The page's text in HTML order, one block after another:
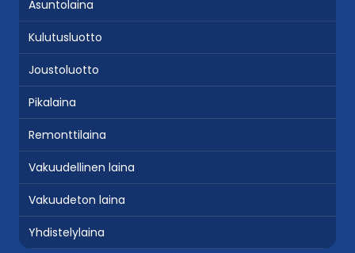
Asuntolaina
Kulutusluotto
Joustoluotto
Pikalaina
Remonttilaina
Vakuudellinen laina
Vakuudeton laina
Yhdistelylaina